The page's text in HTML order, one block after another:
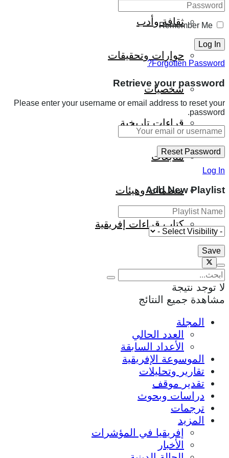
ثقافة وأدب
حوارات وتحقيقات
شخصيات
قراءات تاريخية
متابعات
منظمات وهيئات
كتاب قراءات إفريقية
Remember Me
Forgotten Password?
Retrieve your password
Please enter your username or email address to reset your
password.
Log In
Add New Playlist
لا توجد نتيجة
مشاهدة جميع النتائج
المجلة
العدد الحالي
الأعداد السابقة
الموسوعة الإفريقية
تقارير وتحليلات
تقدير موقف
دراسات وبحوث
ترجمات
المزيد
إفريقيا في المؤشرات
الأخبار